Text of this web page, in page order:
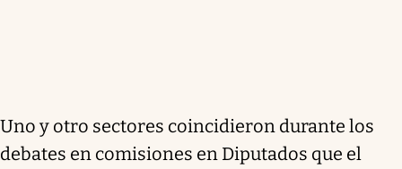
Uno y otro sectores coincidieron durante los
debates en comisiones en Diputados que el